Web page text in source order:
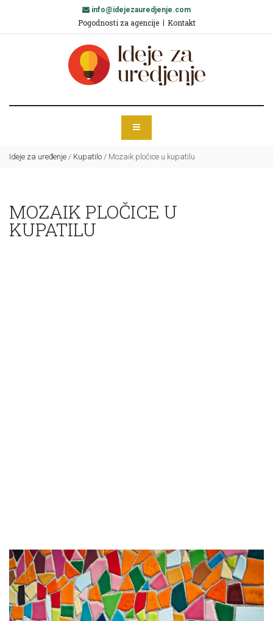
info@idejezauredjenje.com
Pogodnosti za agencije Kontakt
Ideje za uređenje / Kupatilo / Mozaik pločice u kupatilu
MOZAIK PLOČICE U
KUPATILU